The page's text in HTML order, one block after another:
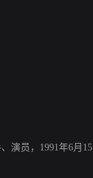
演员，1991年6月